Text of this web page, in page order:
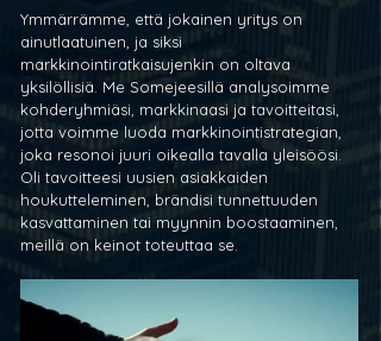
Ymmärrämme, että jokainen yritys on
ainutlaatuinen, ja siksi
markkinointiratkaisujenkin on oltava
yksilöllisiä. Me Somejeesillä analysoimme
kohderyhmiäsi, markkinaasi ja tavoitteitasi,
jotta voimme luoda markkinointistrategian,
joka resonoi juuri oikealla tavalla yleisöösi.
Oli tavoitteesi uusien asiakkaiden
houkutteleminen, brändisi tunnettuuden
kasvattaminen tai myynnin boostaaminen,
meillä on keinot toteuttaa se.